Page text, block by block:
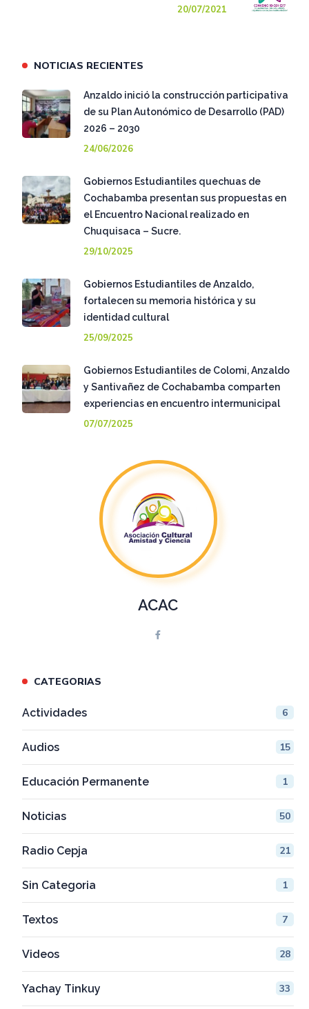
20/07/2021
NOTICIAS RECIENTES
Anzaldo inició la construcción participativa
de su Plan Autonómico de Desarrollo (PAD)
2026 – 2030
24/06/2026
Gobiernos Estudiantiles quechuas de
Cochabamba presentan sus propuestas en
el Encuentro Nacional realizado en
Chuquisaca – Sucre.
29/10/2025
Gobiernos Estudiantiles de Anzaldo,
fortalecen su memoria histórica y su
identidad cultural
25/09/2025
Gobiernos Estudiantiles de Colomi, Anzaldo
y Santivañez de Cochabamba comparten
experiencias en encuentro intermunicipal
07/07/2025
ACAC
CATEGORIAS
Actividades 6
Audios 15
Educación Permanente 1
Noticias 50
Radio Cepja 21
Sin Categoria 1
Textos 7
Videos 28
Yachay Tinkuy 33